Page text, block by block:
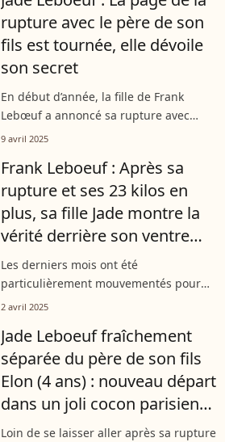
rupture avec le père de son
fils est tournée, elle dévoile
son secret
En début d’année, la fille de Frank
Lebœuf a annoncé sa rupture avec
Stéphane Rodrigues, le père de son fils,
Jade Leboeuf a dévoilé sa manière...
9 avril 2025
Frank Leboeuf : Après sa
rupture et ses 23 kilos en
plus, sa fille Jade montre la
vérité derrière son ventre
plat
Les derniers mois ont été
particulièrement mouvementés pour
Jade Leboeuf et l’influenceuse a besoin
Instagram, la fille de Frank Lebœuf,
récemment...
2 avril 2025
Jade Leboeuf fraîchement
séparée du père de son fils
Elon (4 ans) : nouveau départ
dans un joli cocon parisien
avec poutres apparentes
Loin de se laisser aller après sa rupture